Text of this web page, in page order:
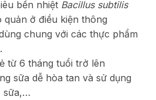
bền nhiệt Bacillus subtilis
quản ở điều kiện thông
chung với các thực phẩm
từ 6 tháng tuổi trở lên
sữa dễ hòa tan và sử dụng
sữa,…